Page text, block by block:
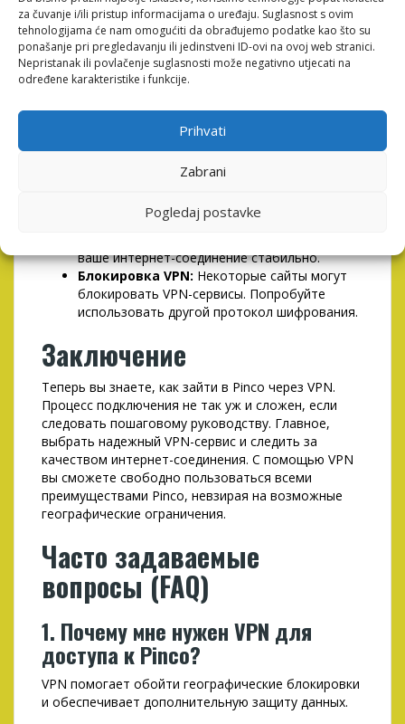
za čuvanje i/ili pristup informacijama o uređaju. Suglasnost s ovim
tehnologijama će nam omogućiti da obrađujemo podatke kao što su
ponašanje pri pregledavanju ili jedinstveni ID-ovi na ovoj web stranici.
Nepristanak ili povlačenje suglasnosti može negativno utjecati na
određene karakteristike i funkcije.
Prihvati
Zabrani
Pogledaj postavke
Типичные проблемы при
подключении
Несмотря на простоту процесса, иногда могут
возникать трудности. Вот несколько типичных
Не загружается сайт:
правильно ли вы подключились к серверу
VPN. Попробуйте сменить сервер.
выбранный сервер перегружен. Попробуйте
сменить на менее загруженный.
ваше интернет-соединение стабильно.
Блокировка VPN: Некоторые сайты могут
блокировать VPN-сервисы. Попробуйте
использовать другой протокол шифрования.
Заключение
Теперь вы знаете, как зайти в Pinco через VPN.
Процесс подключения не так уж и сложен, если
следовать пошаговому руководству. Главное,
выбрать надежный VPN-сервис и следить за
качеством интернет-соединения. С помощью VPN
вы сможете свободно пользоваться всеми
преимуществами Pinco, невзирая на возможные
географические ограничения.
Часто задаваемые
вопросы (FAQ)
1. Почему мне нужен VPN для
доступа к Pinco?
VPN помогает обойти географические блокировки
и обеспечивает дополнительную защиту данных.